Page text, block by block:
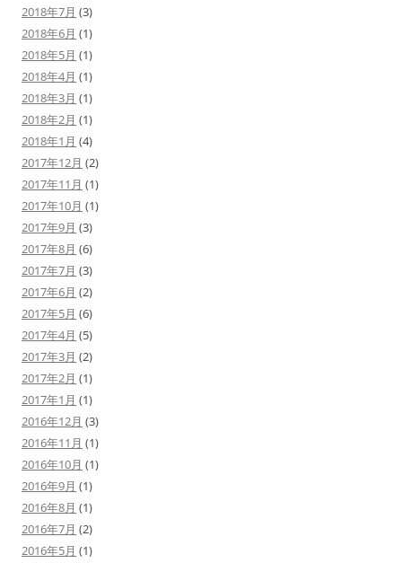
2018年7月 (3)
2018年6月 (1)
2018年5月 (1)
2018年4月 (1)
2018年3月 (1)
2018年2月 (1)
2018年1月 (4)
2017年12月 (2)
2017年11月 (1)
2017年10月 (1)
2017年9月 (3)
2017年8月 (6)
2017年7月 (3)
2017年6月 (2)
2017年5月 (6)
2017年4月 (5)
2017年3月 (2)
2017年2月 (1)
2017年1月 (1)
2016年12月 (3)
2016年11月 (1)
2016年10月 (1)
2016年9月 (1)
2016年8月 (1)
2016年7月 (2)
2016年5月 (1)